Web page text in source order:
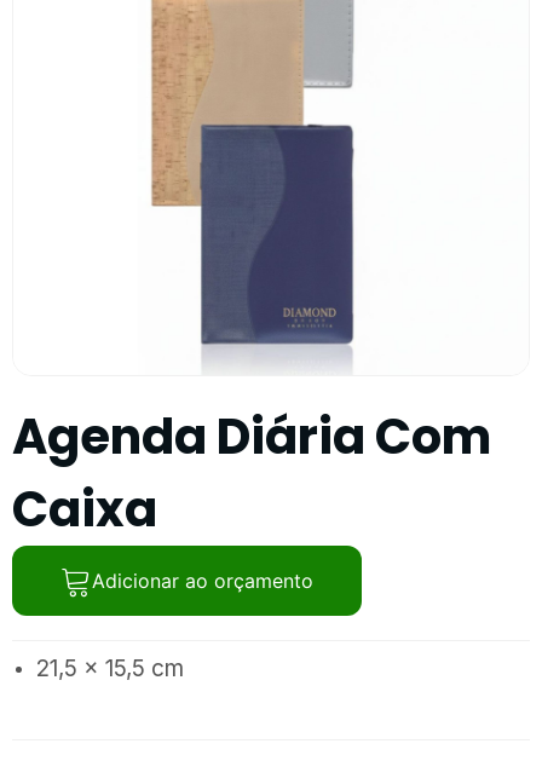
Agenda Diária Com
Caixa
Adicionar ao orçamento
21,5 x 15,5 cm